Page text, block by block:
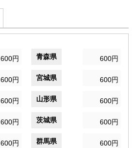
600円 青森県 600円
600円 宮城県 600円
600円 山形県 600円
600円 茨城県 600円
600円 群馬県 600円